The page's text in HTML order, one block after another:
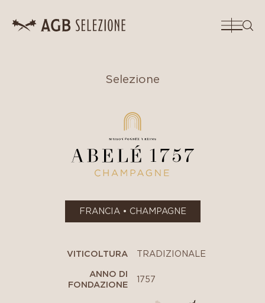
Selezione
FRANCIA • CHAMPAGNE
VITICOLTURA TRADIZIONALE
ANNO DI
FONDAZIONE
1757